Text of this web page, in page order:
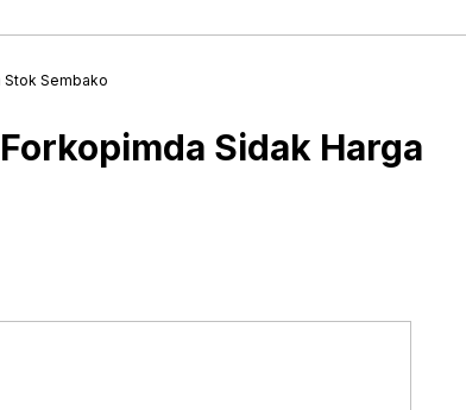
Stok Sembako
Sidak Harga